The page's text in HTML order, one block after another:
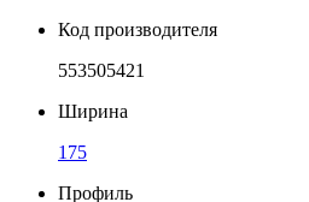
Код производителя
553505421
Ширина
175
Профиль